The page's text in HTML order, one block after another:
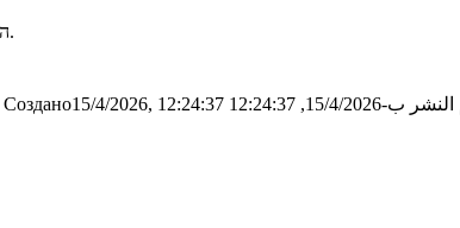
המצגת זמינה באתר וההקלטה של השיעור היום תעלה בהמשך היום.
Создано15/4/2026, 12:24:37 ب-15/4/2026, 12:24:37